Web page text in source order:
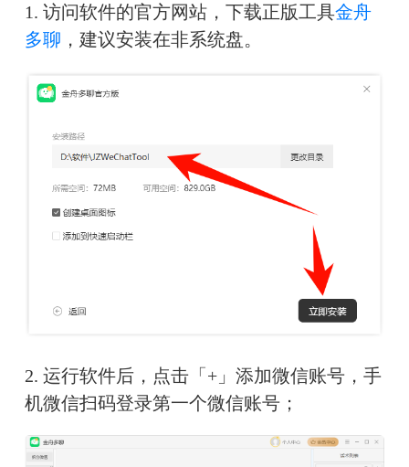
1. 访问软件的官方网站，下载正版工具金舟
多聊 ，建议安装在非系统盘。
2. 运行软件后，点击「+」添加微信账号，手
机微信扫码登录第一个微信账号；